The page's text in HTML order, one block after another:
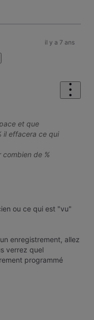
il y a 7 ans
et que
il effacera ce qui
combien de %
ou ce qui est "vu"
enregistrement, allez
verrez quel
programmé